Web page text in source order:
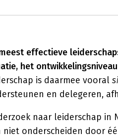
effectieve
het
is daarmee vooral
en delegeren,
naar leiderschap in
niet onderscheiden door